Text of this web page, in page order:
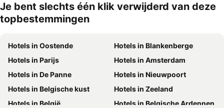
Je bent slechts één klik verwijderd van deze
topbestemmingen
Hotels in Oostende
Hotels in Blankenberge
Hotels in Parijs
Hotels in Amsterdam
Hotels in De Panne
Hotels in Nieuwpoort
Hotels in Belgische kust
Hotels in Zeeland
Hotels in België
Hotels in Belgische Ardennen